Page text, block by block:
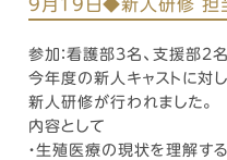
9月19日◆新人研修 担
参加：看護部3名、支援部2
今年度の新人キャストに対
新人研修が行われました。
内容として
・生殖医療の現状を理解する